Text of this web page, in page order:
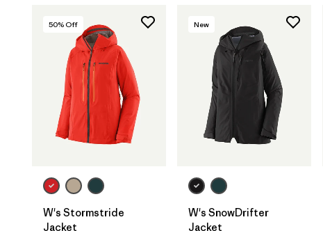
50% Off
W's Stormstride
Jacket
New
W's SnowDrifter
Jacket